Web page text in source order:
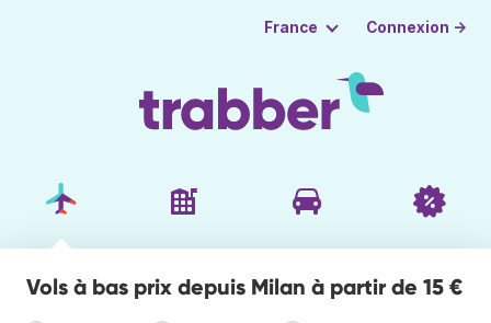
France Connexion →
Vols à bas prix depuis Milan à partir de 15 €